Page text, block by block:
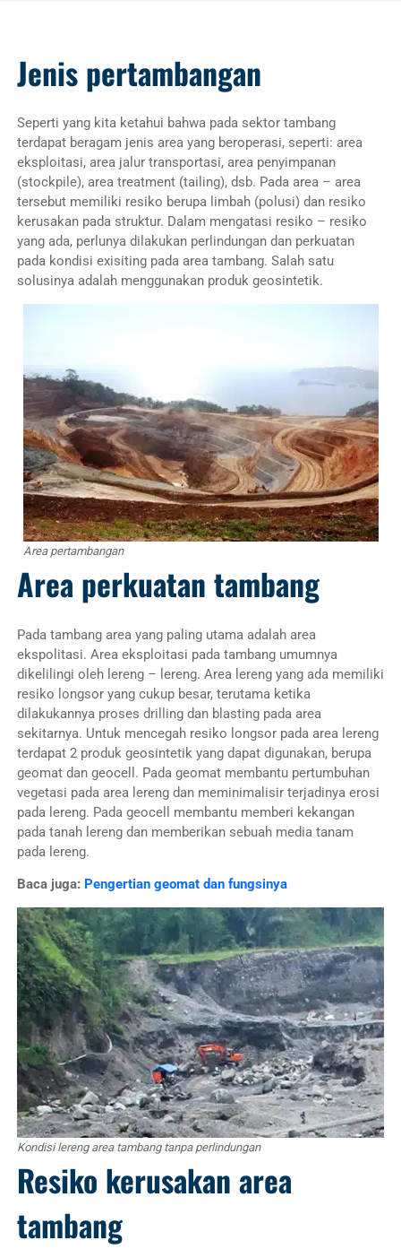
Jenis pertambangan
Seperti yang kita ketahui bahwa pada sektor tambang
terdapat beragam jenis area yang beroperasi, seperti: area
eksploitasi, area jalur transportasi, area penyimpanan
(stockpile), area treatment (tailing), dsb. Pada area – area
tersebut memiliki resiko berupa limbah (polusi) dan resiko
kerusakan pada struktur. Dalam mengatasi resiko – resiko
yang ada, perlunya dilakukan perlindungan dan perkuatan
pada kondisi exisiting pada area tambang. Salah satu
solusinya adalah menggunakan produk geosintetik.
Area pertambangan
Area perkuatan tambang
Pada tambang area yang paling utama adalah area
ekspolitasi. Area eksploitasi pada tambang umumnya
dikelilingi oleh lereng – lereng. Area lereng yang ada memiliki
resiko longsor yang cukup besar, terutama ketika
dilakukannya proses drilling dan blasting pada area
sekitarnya. Untuk mencegah resiko longsor pada area lereng
terdapat 2 produk geosintetik yang dapat digunakan, berupa
geomat dan geocell. Pada geomat membantu pertumbuhan
vegetasi pada area lereng dan meminimalisir terjadinya erosi
pada lereng. Pada geocell membantu memberi kekangan
pada tanah lereng dan memberikan sebuah media tanam
pada lereng.
Baca juga: Pengertian geomat dan fungsinya
Kondisi lereng area tambang tanpa perlindungan
Resiko kerusakan area
tambang